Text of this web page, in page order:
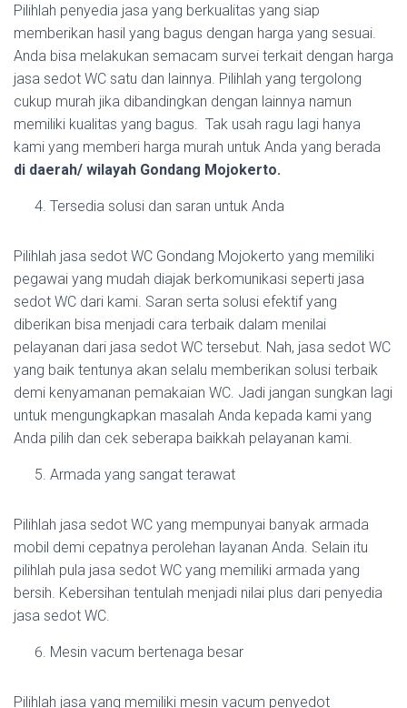
Pilihlah penyedia jasa yang berkualitas yang siap
memberikan hasil yang bagus dengan harga yang sesuai.
Anda bisa melakukan semacam survei terkait dengan harga
jasa sedot WC satu dan lainnya. Pilihlah yang tergolong
cukup murah jika dibandingkan dengan lainnya namun
memiliki kualitas yang bagus. Tak usah ragu lagi hanya
kami yang memberi harga murah untuk Anda yang berada
di daerah/ wilayah Gondang Mojokerto.
Tersedia solusi dan saran untuk Anda
Pilihlah jasa sedot WC Gondang Mojokerto yang memiliki
pegawai yang mudah diajak berkomunikasi seperti jasa
sedot WC dari kami. Saran serta solusi efektif yang
diberikan bisa menjadi cara terbaik dalam menilai
pelayanan dari jasa sedot WC tersebut. Nah, jasa sedot WC
yang baik tentunya akan selalu memberikan solusi terbaik
demi kenyamanan pemakaian WC. Jadi jangan sungkan lagi
untuk mengungkapkan masalah Anda kepada kami yang
Anda pilih dan cek seberapa baikkah pelayanan kami.
Armada yang sangat terawat
Pilihlah jasa sedot WC yang mempunyai banyak armada
mobil demi cepatnya perolehan layanan Anda. Selain itu
pilihlah pula jasa sedot WC yang memiliki armada yang
bersih. Kebersihan tentulah menjadi nilai plus dari penyedia
jasa sedot WC.
Mesin vacum bertenaga besar
Pilihlah jasa yang memiliki mesin vacum penyedot